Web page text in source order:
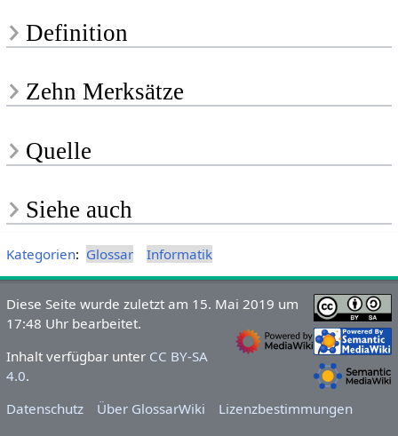
Definition
Zehn Merksätze
Quelle
Siehe auch
Kategorien: Glossar Informatik
Diese Seite wurde zuletzt am 15. Mai 2019 um
17:48 Uhr bearbeitet.
Inhalt verfügbar unter CC BY-SA
4.0.
Datenschutz
Über GlossarWiki Lizenzbestimmungen